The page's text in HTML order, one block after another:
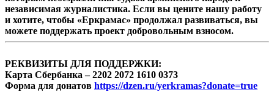
независимая журналистика. Если вы цените нашу работу
и хотите, чтобы «Еркрамас» продолжал развиваться, вы
можете поддержать проект добровольным взносом.
РЕКВИЗИТЫ ДЛЯ ПОДДЕРЖКИ:
Карта Сбербанка – 2202 2072 1610 0373
Форма для донатов https://dzen.ru/yerkramas?donate=true